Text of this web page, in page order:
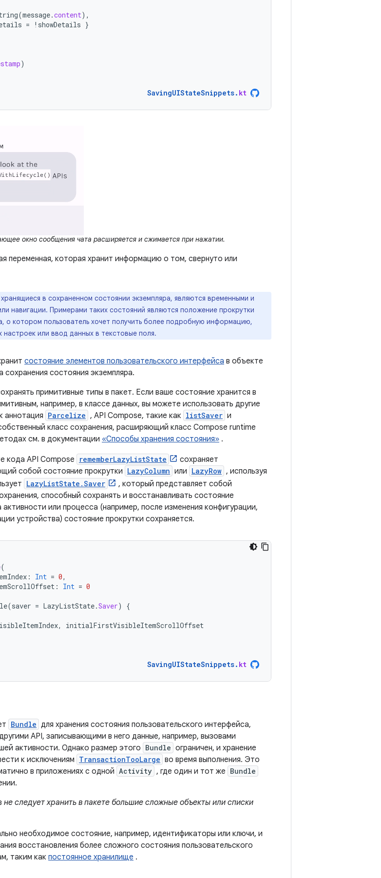
(message.content),
= ! showDetails }
)
SavingUIStateSnippets. kt
окно сообщения чата расширяется и сжимается при нажатии.
переменная, которая хранит информацию о том, свернуто или
в сохраненном состоянии экземпляра, являются временными и
навигации. Примерами таких состояний являются положение прокрутки
о котором пользователь хочет получить более подробную информацию,
настроек или ввод данных в текстовые поля.
состояние элементов пользовательского интерфейса в объекте
состояния экземпляра.
примитивные типы в пакет. Если ваше состояние хранится в
например, в классе данных, вы можете использовать другие
аннотация Parcelize , API Compose, такие как listSaver и
класс сохранения, расширяющий класс Compose runtime
см. в документации «Способы хранения состояния» .
кода API Compose rememberLazyListState сохраняет
собой состояние прокрутки LazyColumn или LazyRow , используя
LazyListState.Saver
, который представляет собой
способный сохранять и восстанавливать состояние
или процесса (например, после изменения конфигурации,
устройства) состояние прокрутки сохраняется.
(
: Int = 0,
: Int = 0
(saver = LazyListState.Saver)
{
,
initialFirstVisibleItemScrollOffset
SavingUIStateSnippets. kt
Bundle для хранения состояния пользовательского интерфейса,
API, записывающими в него данные, например, вызовами
активности. Однако размер этого Bundle ограничен, и хранение
к исключениям TransactionTooLarge во время выполнения. Это
в приложениях с одной Activity , где один и тот же Bundle
не следует хранить в пакете большие сложные объекты или списки
необходимое состояние, например, идентификаторы или ключи, и
восстановления более сложного состояния пользовательского
таким какпостоянное хранилище .